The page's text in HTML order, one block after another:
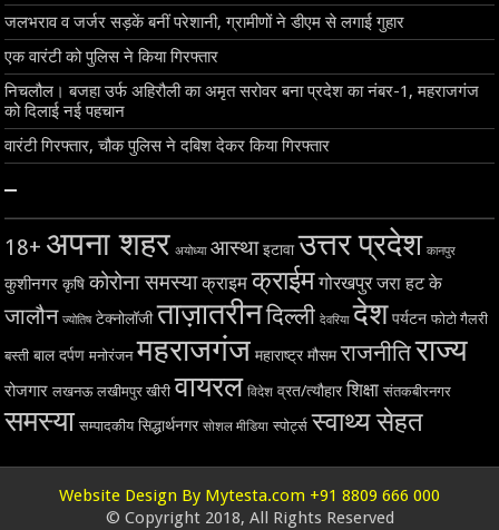
जलभराव व जर्जर सड़कें बनीं परेशानी, ग्रामीणों ने डीएम से लगाई गुहार
एक वारंटी को पुलिस ने किया गिरफ्तार
निचलौल। बजहा उर्फ अहिरौली का अमृत सरोवर बना प्रदेश का नंबर-1, महराजगंज
को दिलाई नई पहचान
वारंटी गिरफ्तार, चौक पुलिस ने दबिश देकर किया गिरफ्तार
–
18+ अपना शहर अयोध्या आस्था इटावा उत्तर प्रदेश कानपुर
कुशीनगर कृषि कोरोना समस्या क्राइम क्राईम गोरखपुर जरा हट के
जालौन ज्योतिष टेक्नोलॉजी ताज़ातरीनदिल्ली देवरिया देश पर्यटन फोटो गैलरी
बस्ती बाल दर्पण मनोरंजन महराजगंज महाराष्ट्र मौसम राजनीतिराज्य
रोजगार लखनऊ लखीमपुर खीरी वायरल विदेश व्रत/त्यौहार शिक्षा संतकबीरनगर
समस्या सम्पादकीय सिद्धार्थनगर सोशल मीडिया स्पोर्ट्स स्वाथ्य सेहत
Website Design By Mytesta.com +91 8809 666 000
© Copyright 2018, All Rights Reserved